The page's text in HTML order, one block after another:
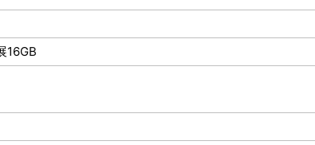
16GB